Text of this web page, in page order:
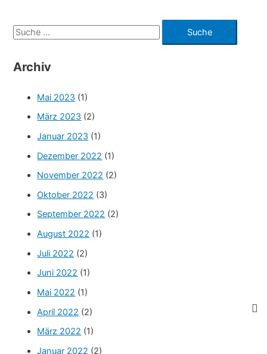
S
c
Archiv
Mai 2023 (1)
März 2023 (2)
Januar 2023 (1)
Dezember 2022 (1)
November 2022 (2)
Oktober 2022 (3)
September 2022 (2)
August 2022 (1)
Juli 2022 (2)
Juni 2022 (1)
Mai 2022 (1)
April 2022 (2)
März 2022 (1)
Januar 2022 (2)